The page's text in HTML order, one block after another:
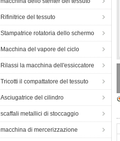
Rifinitrice del tessuto
Stampatrice rotatoria dello schermo
Macchina del vapore del ciclo
Rilassi la macchina dell'essiccatore
Tricotti il compattatore del tessuto
Asciugatrice del cilindro
scaffali metallici di stoccaggio
macchina di mercerizzazione